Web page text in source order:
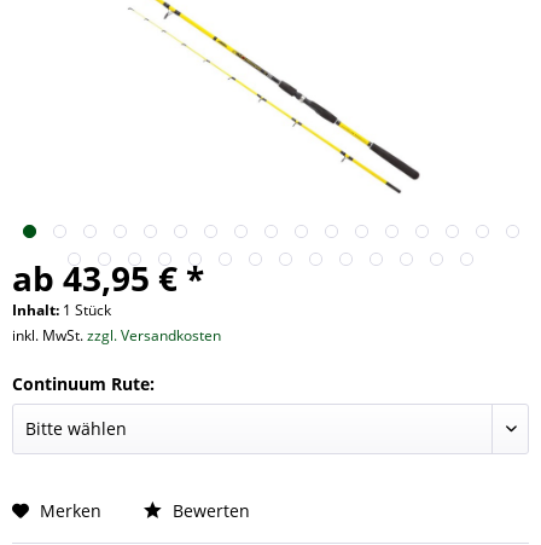
ab 43,95 € *
Inhalt: 1 Stück
inkl. MwSt.zzgl. Versandkosten
Continuum Rute:
Merken Bewerten